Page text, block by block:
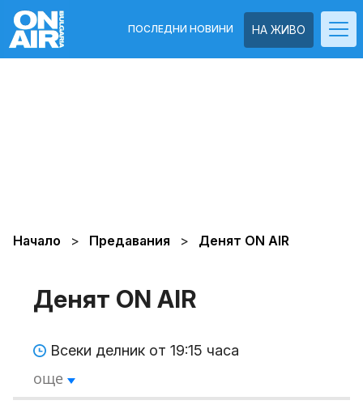
НА ЖИВО
ПОСЛЕДНИ НОВИНИ
Начало Предавания Денят ON AIR
Денят ON AIR
Всеки делник от 19:15 часа
още